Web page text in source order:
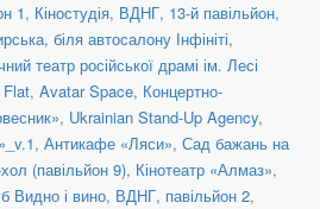
1, Кіностудія, ВДНГ, 13-й павільйон,
біля автосалону Інфініті,
театр російської драмі ім. Лесі
, Avatar Space, Концертно-
, Ukrainian Stand-Up Agency,
, Антикафе «Ляси», Сад бажань на
(павільйон 9), Кінотеатр «Алмаз»,
Видно і вино, ВДНГ, павільйон 2,